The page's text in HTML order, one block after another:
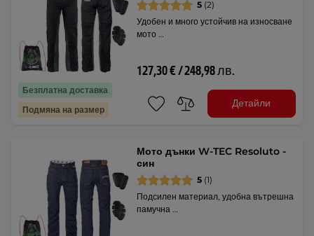
Безплатна доставка
Подмяна на размер
5 (2)
Удобен и много устойчив на износване
мото …
127,30 € / 248,98 лв.
Детайли
Мото дънки W-TEC Resoluto -
син
5 (1)
Подсилен материал, удобна вътрешна
памучна …